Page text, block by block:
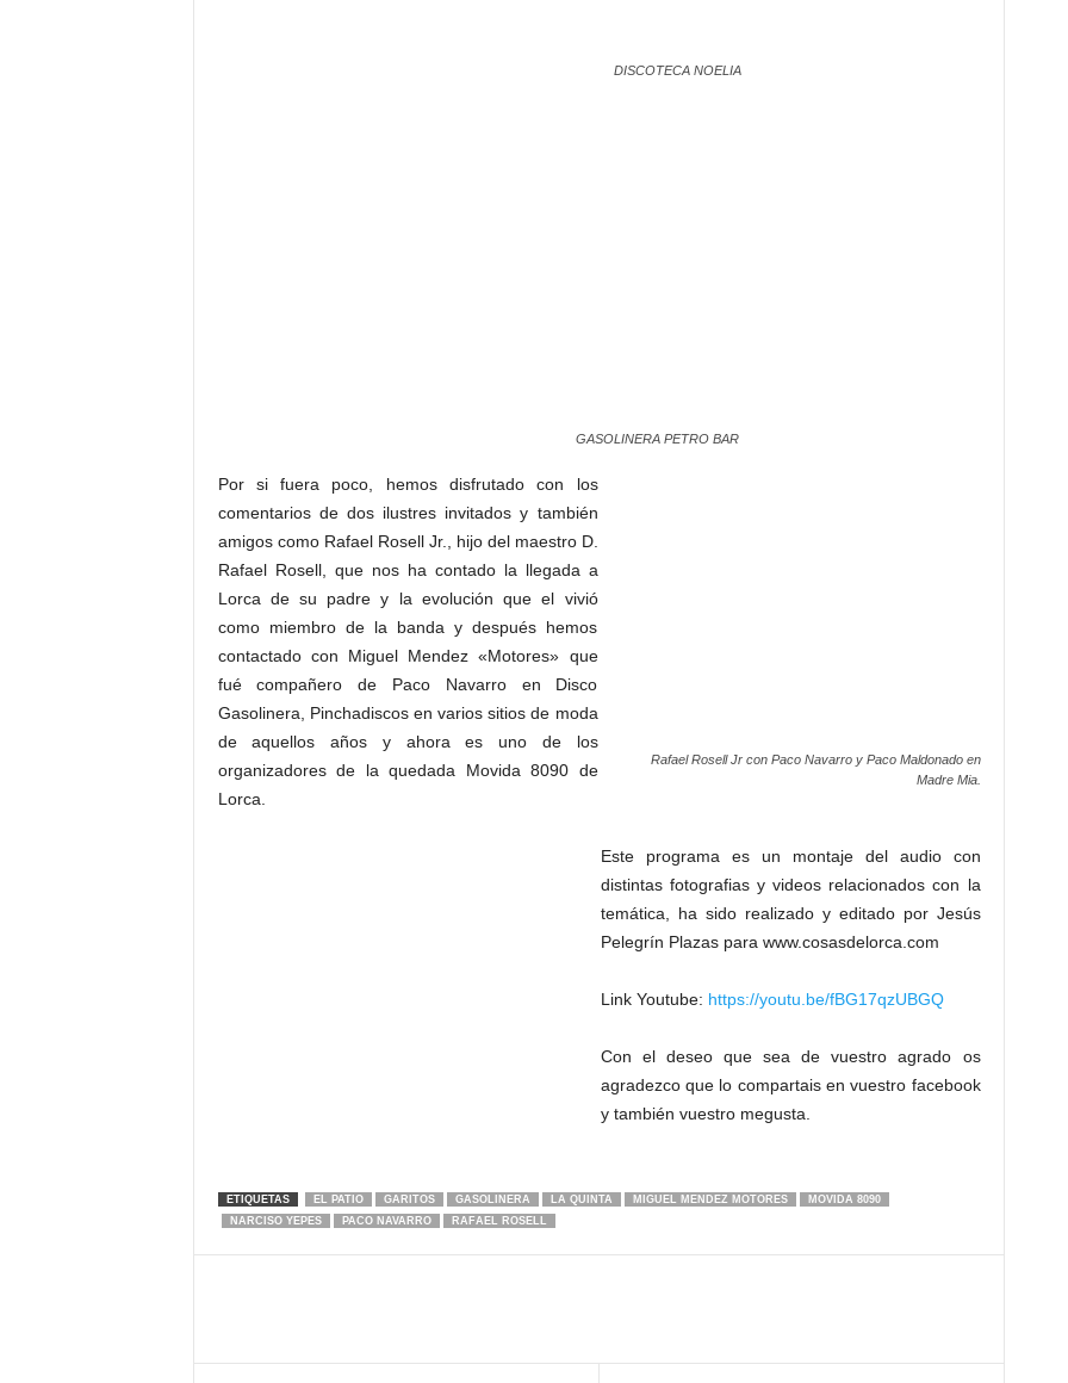
DISCOTECA NOELIA
GASOLINERA PETRO BAR
Rafael Rosell Jr con Paco Navarro y Paco Maldonado en
Madre Mia.
Por si fuera poco, hemos disfrutado con los
comentarios de dos ilustres invitados y también
amigos como Rafael Rosell Jr., hijo del maestro D.
Rafael Rosell, que nos ha contado la llegada a
Lorca de su padre y la evolución que el vivió
como miembro de la banda y después hemos
contactado con Miguel Mendez «Motores» que
fué compañero de Paco Navarro en Disco
Gasolinera, Pinchadiscos en varios sitios de moda
de aquellos años y ahora es uno de los
organizadores de la quedada Movida 8090 de
Lorca.
Este programa es un montaje del audio con
distintas fotografias y videos relacionados con la
temática, ha sido realizado y editado por Jesús
Pelegrín Plazas para www.cosasdelorca.com
Link Youtube: https://youtu.be/fBG17qzUBGQ
Con el deseo que sea de vuestro agrado os
agradezco que lo compartais en vuestro facebook
y también vuestro megusta.
ETIQUETAS EL PATIO GARITOS GASOLINERA LA QUINTA MIGUEL MENDEZ MOTORES
MOVIDA 8090
NARCISO YEPES
PACO NAVARRO RAFAEL ROSELL